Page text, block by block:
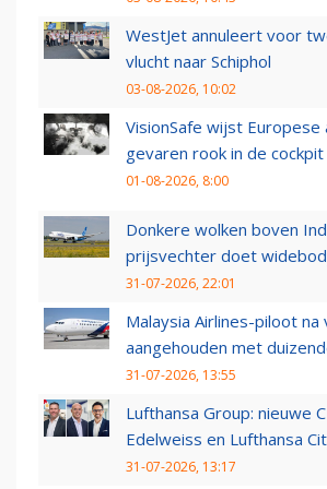
WestJet annuleert voor
vlucht naar Schiphol
03-08-2026, 10:02
VisionSafe wijst Europese
gevaren rook in de cockpit
01-08-2026, 8:00
Donkere wolken boven
prijsvechter doet
31-07-2026, 22:01
Malaysia Airlines-piloot na
aangehouden met
31-07-2026, 13:55
Lufthansa Group: nieuwe
Edelweiss en Lufthansa
31-07-2026, 13:17